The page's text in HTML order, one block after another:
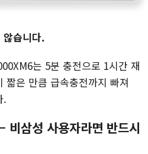
않습니다.
는 5분 충전으로 1시간 재
짧은 만큼 급속충전까지 빠져
.
삼성 사용자라면 반드시